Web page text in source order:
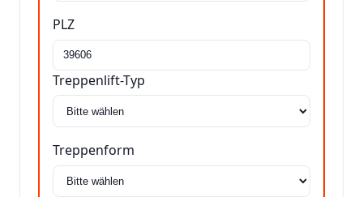
PLZ
Treppenlift-Typ
Treppenform